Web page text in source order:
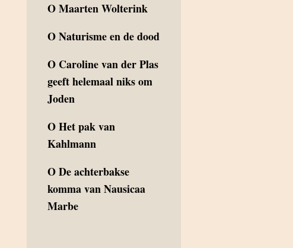
OMaarten Wolterink
ONaturisme en de dood
O Caroline van der Plas
geeft helemaal niks om
Joden
OHet pak van
Kahlmann
ODe achterbakse
komma van Nausicaa
Marbe